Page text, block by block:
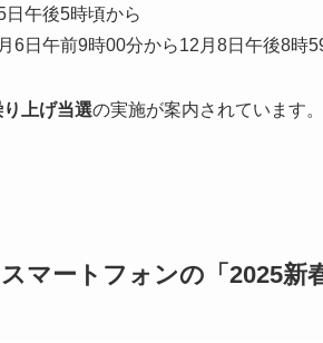
午後5時頃から
日午前9時00分から12月8日午後8時
り上げ当選の実施が案内されています
マートフォンの「2025新